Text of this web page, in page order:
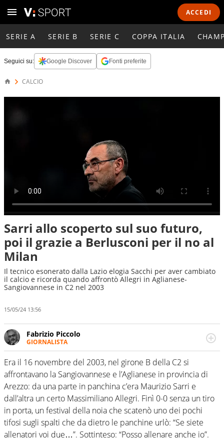
ACCEDI
SERIE A SERIE B SERIE C COPPA ITALIA
Seguici su: Google Discover Fonti preferite
CALCIO
Sarri allo scoperto sul suo futuro,
poi il grazie a Berlusconi per il no al
Milan
Il tecnico esonerato dalla Lazio elogia Sacchi per aver cambiato
il calcio e ricorda quando affrontò Allegri in Aglianese-
Sangiovannese in C2 nel 2003
15/05/24 13:56
Fabrizio Piccolo
GIORNALISTA
Nella sua carriera ha seguito numerose manifestazioni
sportive e collaborato con agenzie e testate. Esperienza,
competenza, conoscenza e memoria storica. Si occupa
prevalentemente di calcio
Era il 16 novembre del 2003, nel girone B della C2 si
affrontavano la Sangiovannese e l’Aglianese in provincia di
Arezzo: da una parte in panchina c’era Maurizio Sarri e
dall’altra un certo Massimiliano Allegri. Finì 0-0 senza un tiro
in porta, un festival della noia che scatenò uno dei pochi
tifosi sugli spalti che da dietro le panchine urlò: “Se siete
allenatori voi due…”. Sottinteso: “Posso allenare anche io”.